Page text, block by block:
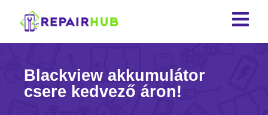
Blackview akkumulátor
csere kedvező áron!